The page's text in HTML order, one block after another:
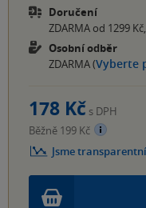
Doručení
ZDARMA od 1299
Osobní odběr
ZDARMA (Vyberte
178 Kč s DPH
Běžně 199 Kč
Jsme transparentní